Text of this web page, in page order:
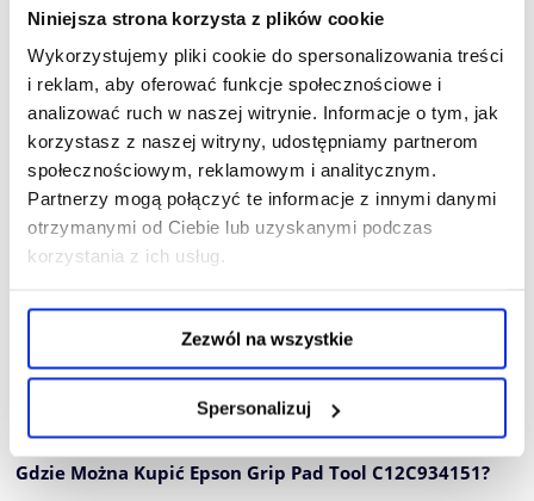
Niniejsza strona korzysta z plików cookie
Wykorzystujemy pliki cookie do spersonalizowania treści
i reklam, aby oferować funkcje społecznościowe i
analizować ruch w naszej witrynie. Informacje o tym, jak
korzystasz z naszej witryny, udostępniamy partnerom
społecznościowym, reklamowym i analitycznym.
Partnerzy mogą połączyć te informacje z innymi danymi
otrzymanymi od Ciebie lub uzyskanymi podczas
korzystania z ich usług.
Zezwól na wszystkie
Spersonalizuj
również stosowany na mieszankach bawełny z innymi włóknami.
Najlepsze efekty uzyskuje się na materiałach przeznaczonych do
nadruku DTG.
Czy Epson Grip Pad Tool jest Bezpieczny dla Tkanin?
Tak. Narzędzie Epson Grip Pad Tool jest zaprojektowane tak, aby nie
uszkadzać materiału. Delikatnie wyrównuje włókna i przygotowuje
powierzchnię bez ryzyka przetarć czy deformacji tkaniny.
Dlaczego Warto Stosować Epson Grip Pad Tool przed
Nadrukiem DTG?
równomierne pokrycie atramentem DTG;
redukcję niedodruków i rozmyć;
profesjonalny efekt końcowy nadruku DTG.
Gdzie Można Kupić Epson Grip Pad Tool C12C934151?